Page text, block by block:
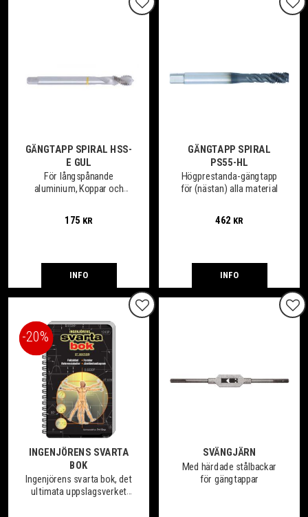
GÄNGTAPP SPIRAL HSS-
E GUL
För långspånande
aluminium, Koppar och
175 KR
Lägg till i favoriter
INFO
GÄNGTAPP SPIRAL
PS55-HL
Högprestanda-gängtapp
för (nästan) alla material
462 KR
INFO
INGENJÖRENS SVARTA
BOK
Ingenjörens svarta bok, det
ultimata uppslagsverket
20%
Lägg till i favoriter
SVÄNGJÄRN
Med härdade stålbackar
för gängtappar